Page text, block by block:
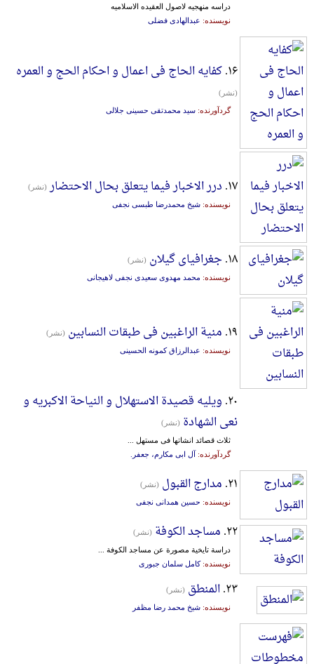
در‌اسه‌ منهجیه‌ لاصول‌ ‌العقیده‌ ‌الاسلامیه‌
نویسنده: عبدالهادی فضلی
۱۶. کفایه الحاج فی اعمال و احکام الحج و العمره
(نشر)
گردآورنده: سید محمدتقی حسینی جلالی
۱۷. درر الاخبار فیما یتعلق بحال الاحتضار (نشر)
نویسنده: شیخ محمدرضا طبسی نجفی
۱۸. جغرافیای گیلان (نشر)
نویسنده: محمد مهدوی سعیدی نجفی لاهیجانی
۱۹. منیة الراغبین فی طبقات النسابین (نشر)
نویسنده: عبدالرزاق کمونه الحسینی
۲۰. ویلیه قصیدة الاستهلال و النیاحة الاکبریه و
نعی الشهادة (نشر)
ثلاث قصائد انشاتها فی مستهل ...
گردآورنده: آل ابی مکارم، جعفر.
۲۱. مدارج القبول (نشر)
نویسنده: حسین همدانی نجفی
۲۲. مساجد الکوفة (نشر)
دراسة تایخیة مصورة عن مساجد الکوفة ...
نویسنده:کامل سلمان جبوری
۲۳. المنطق (نشر)
نویسنده: شیخ محمد رضا مظفر